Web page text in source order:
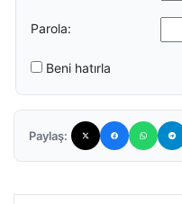
Parola:
Beni hatırla
Paylaş: